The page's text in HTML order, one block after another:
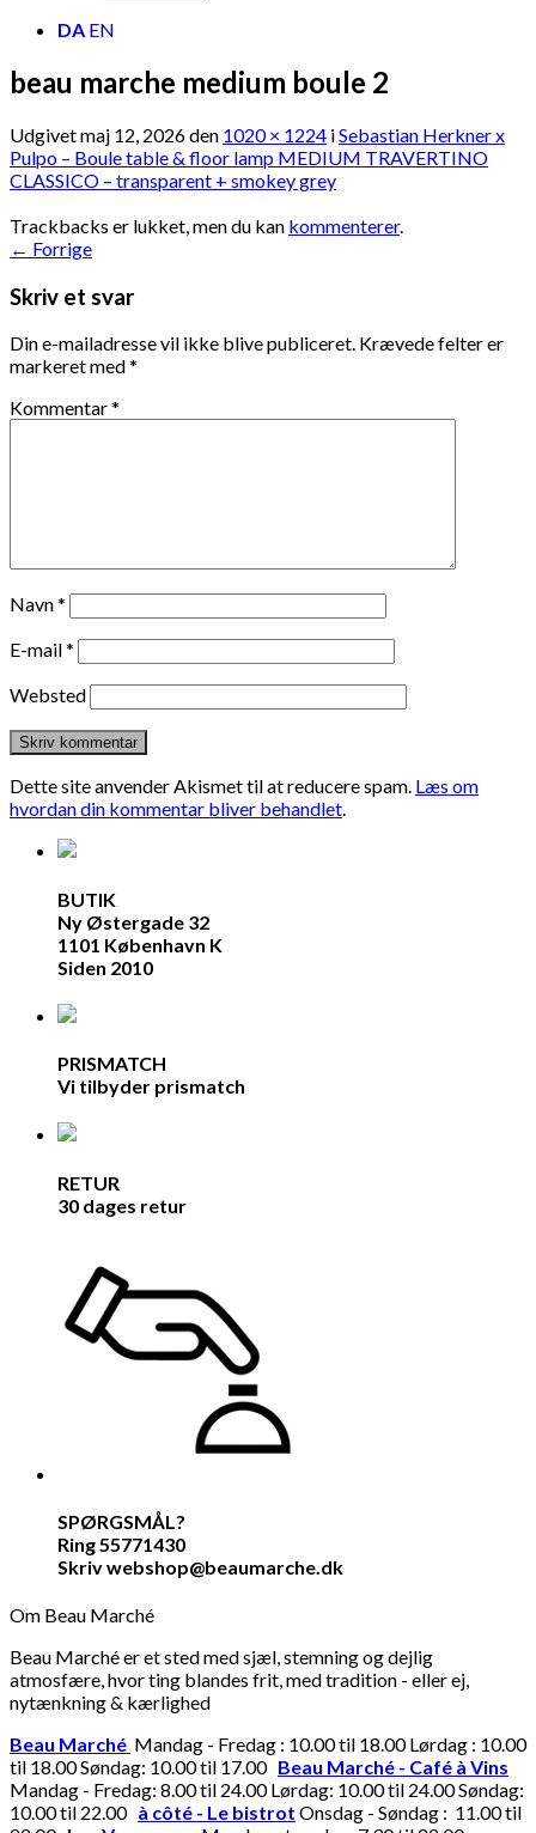
DA EN
beau marche medium boule 2
Udgivetmaj 12, 2026den 1020 × 1224 iSebastian Herkner x
Pulpo – Boule table & floor lamp MEDIUM TRAVERTINO
CLASSICO – transparent + smokey grey
Trackbacks er lukket, men du kan kommenterer.
← Forrige
Skriv et svar
Din e-mailadresse vil ikke blive publiceret. Krævede felter er
markeret med*
Kommentar*
Navn*
E-mail*
Websted
Dette site anvender Akismet til at reducere spam. Læs om
hvordan din kommentar bliver behandlet.
BUTIK
Ny Østergade 32
1101 København K
Siden 2010
PRISMATCH
Vi tilbyder prismatch
RETUR
30 dages retur
SPØRGSMÅL?
Ring 55771430
Skriv webshop@beaumarche.dk
Om Beau Marché
Beau Marché er et sted med sjæl, stemning og dejlig
atmosfære, hvor ting blandes frit, med tradition - eller ej,
nytænkning & kærlighed
Beau Marché Mandag - Fredag : 10.00 til 18.00 Lørdag : 10.00
til 18.00 Søndag: 10.00 til 17.00 Beau Marché - Café à Vins
Mandag - Fredag: 8.00 til 24.00 Lørdag: 10.00 til 24.00 Søndag:
10.00 til 22.00 à côté - Le bistrot Onsdag - Søndag : 11.00 til